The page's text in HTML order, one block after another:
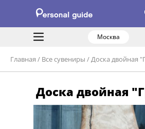
Москва
Главная / Все сувениры /Доска двойная
Доска двойная